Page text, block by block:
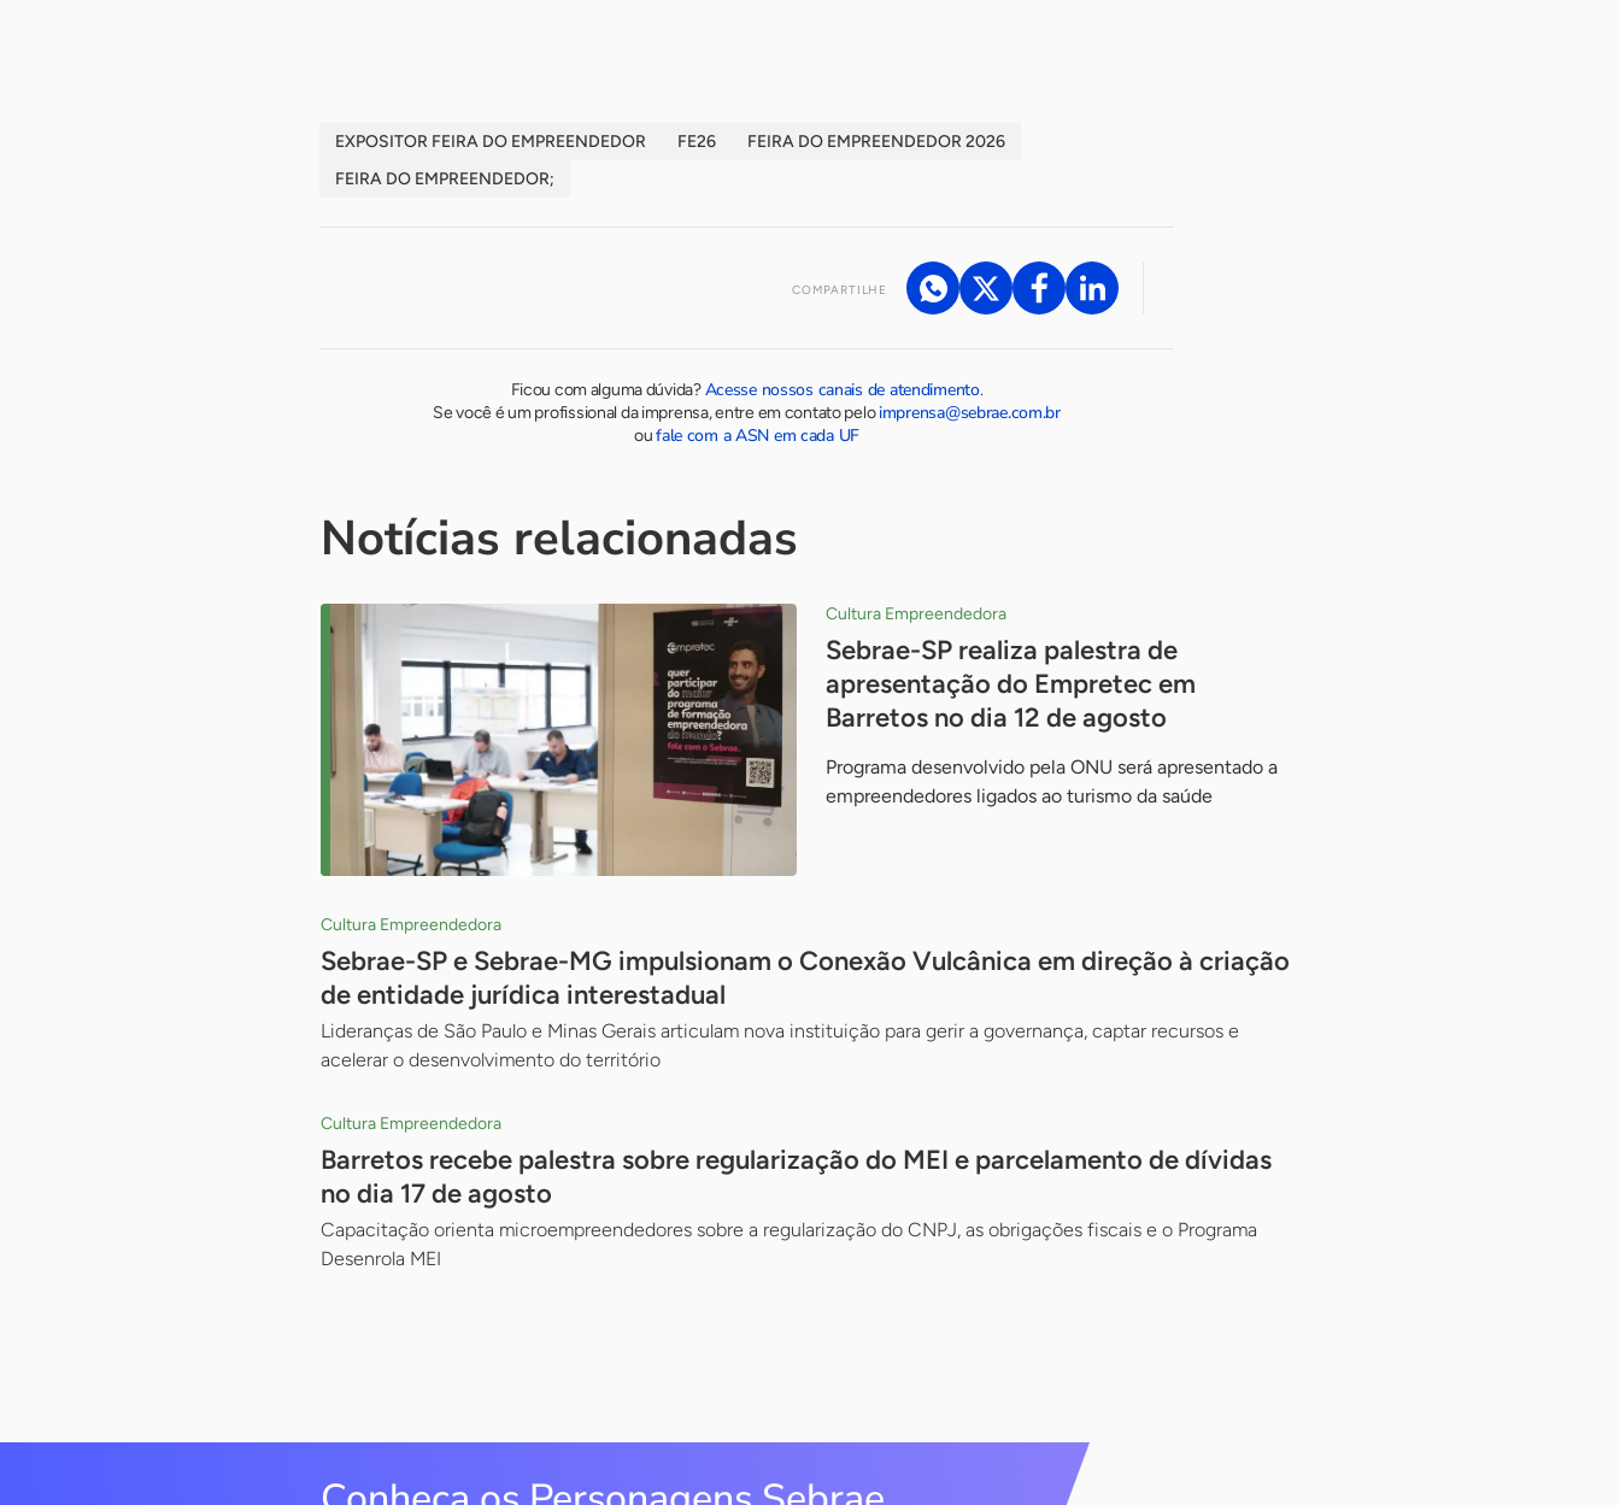
EXPOSITOR FEIRA DO EMPREENDEDOR FE26
FEIRA DO EMPREENDEDOR 2026
FEIRA DO EMPREENDEDOR;
COMPARTILHE
Ficou com alguma dúvida?Acesse nossos canais de atendimento.
Se você é um profissional da imprensa, entre em contato peloimprensa@sebrae.com.br
oufale com a ASN em cada UF
Notícias relacionadas
Cultura Empreendedora
Sebrae-SP realiza palestra de
apresentação do Empretec em
Barretos no dia 12 de agosto
Programa desenvolvido pela ONU será apresentado a
empreendedores ligados ao turismo da saúde
Cultura Empreendedora
Sebrae-SP e Sebrae-MG impulsionam o Conexão Vulcânica em direção à criação
de entidade jurídica interestadual
Lideranças de São Paulo e Minas Gerais articulam nova instituição para gerir a governança, captar recursos e
acelerar o desenvolvimento do território
Cultura Empreendedora
Barretos recebe palestra sobre regularização do MEI e parcelamento de dívidas
no dia 17 de agosto
Capacitação orienta microempreendedores sobre a regularização do CNPJ, as obrigações fiscais e o Programa
Desenrola MEI